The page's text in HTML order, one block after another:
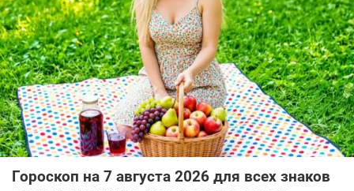
Гороскоп на 7 августа 2026 для всех знаков